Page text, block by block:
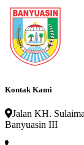
Kontak Kami
Jalan KH.
Banyuasin III